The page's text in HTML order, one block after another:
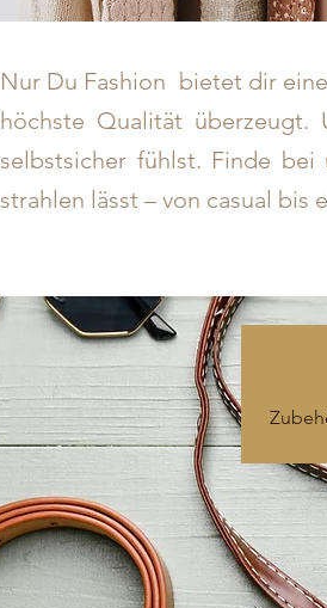
Nur Du Fashion bietet dir
höchste Qualität
selbstsicher fühlst. Finde
strahlen lässt – von casual